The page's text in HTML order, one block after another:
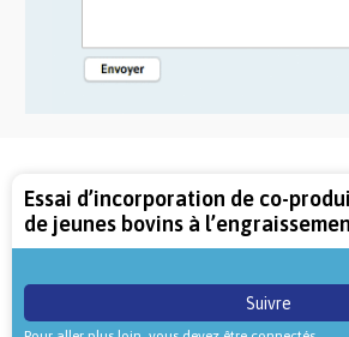
Essai d’incorporation de co-
de jeunes bovins à
Suivre